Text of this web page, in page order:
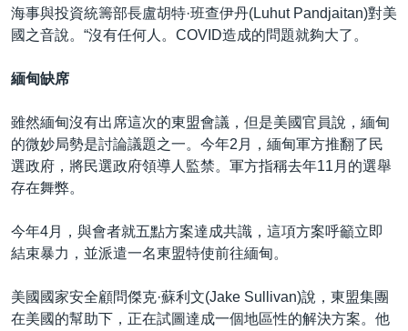
海事與投資統籌部長盧胡特·班查伊丹(Luhut Pandjaitan)對美
國之音說。“沒有任何人。COVID造成的問題就夠大了。
緬甸缺席
雖然緬甸沒有出席這次的東盟會議，但是美國官員說，緬甸
的微妙局勢是討論議題之一。今年2月，緬甸軍方推翻了民
選政府，將民選政府領導人監禁。軍方指稱去年11月的選舉
存在舞弊。
今年4月，與會者就五點方案達成共識，這項方案呼籲立即
結束暴力，並派遣一名東盟特使前往緬甸。
美國國家安全顧問傑克·蘇利文(Jake Sullivan)說，東盟集團
在美國的幫助下，正在試圖達成一個地區性的解決方案。他